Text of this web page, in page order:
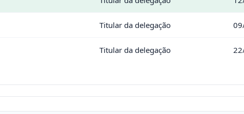
Titular da delegação
Titular da delegação